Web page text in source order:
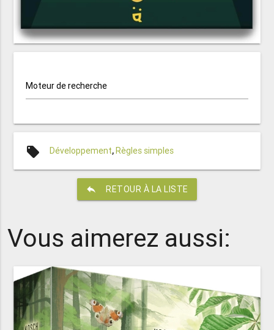
Moteur de recherche
local_offer Développement,Règles simples
reply RETOUR À LA LISTE
Vous aimerez aussi: